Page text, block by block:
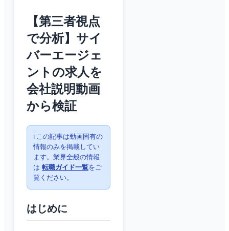
【第三者視点
で分析】サイ
バーエージェ
ントの求人を
会社説明動画
から検証
ℹ️ この記事は動画固有の
情報のみを掲載してい
ます。業界全般の情報
は 転職ガイド一覧をご
覧ください。
はじめに